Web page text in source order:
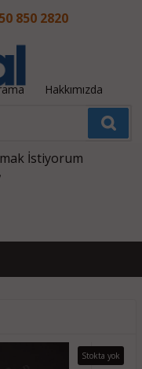
850 2820
Hakkımızda
İstiyorum
Stokta yok